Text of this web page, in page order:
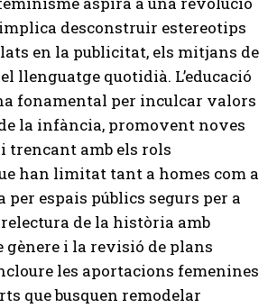
desconstruir estereotips
en la publicitat, els mitjans de
llenguatge quotidià. L’educació
fonamental per inculcar valors
la infància, promovent noves
trencant amb els rols
han limitat tant a homes com a
per espais públics segurs per a
relectura de la història amb
gènere i la revisió de plans
les aportacions femenines
que busquen remodelar